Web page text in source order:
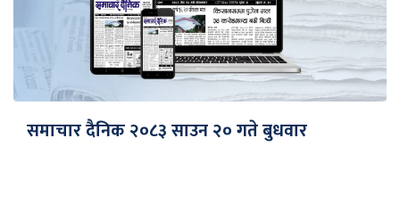
समाचार दैनिक २०८३ साउन २० गते बुधवार